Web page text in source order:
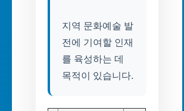
지역 문화예술 발
전에 기여할 인재
를 육성하는 데
목적이 있습니다.